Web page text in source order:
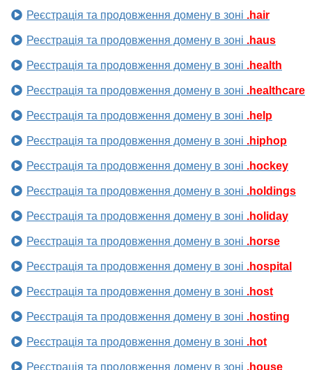
Реєстрація та продовження домену в зоні .hair
Реєстрація та продовження домену в зоні .haus
Реєстрація та продовження домену в зоні .health
Реєстрація та продовження домену в зоні .healthcare
Реєстрація та продовження домену в зоні .help
Реєстрація та продовження домену в зоні .hiphop
Реєстрація та продовження домену в зоні .hockey
Реєстрація та продовження домену в зоні .holdings
Реєстрація та продовження домену в зоні .holiday
Реєстрація та продовження домену в зоні .horse
Реєстрація та продовження домену в зоні .hospital
Реєстрація та продовження домену в зоні .host
Реєстрація та продовження домену в зоні .hosting
Реєстрація та продовження домену в зоні .hot
Реєстрація та продовження домену в зоні .house